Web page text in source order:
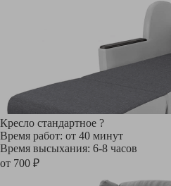
Кресло стандартное ?
Время работ: от 40 минут
Время высыхания: 6-8 часов
от 700 ₽